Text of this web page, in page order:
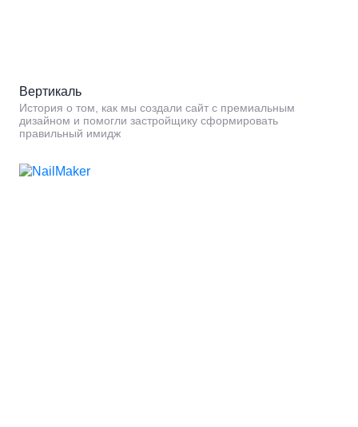
Вертикаль
История о том, как мы создали сайт с премиальным
дизайном и помогли застройщику сформировать
правильный имидж